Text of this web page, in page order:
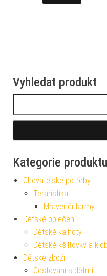
Vyhledat produkt
Kategorie produktu
Chovatelské potřeby
Teraristika
Mravenčí farmy
Dětské oblečení
Dětské kalhoty
Dětské kšiltovky a
Dětské zboží
Cestování s dětmi